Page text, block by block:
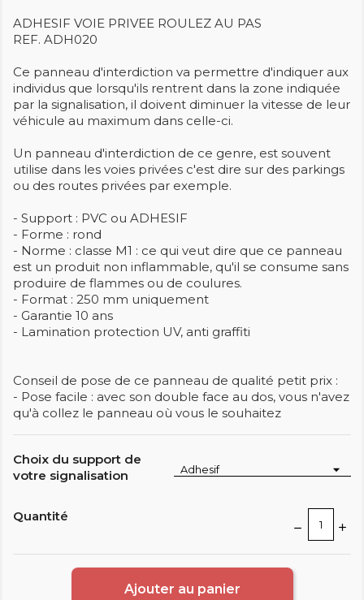
ADHESIF VOIE PRIVEE ROULEZ AU PAS
REF. ADH020
Ce panneau d'interdiction va permettre d'indiquer aux
individus que lorsqu'ils rentrent dans la zone indiquée
par la signalisation, il doivent diminuer la vitesse de leur
véhicule au maximum dans celle-ci.
Un panneau d'interdiction de ce genre, est souvent
utilise dans les voies privées c'est dire sur des parkings
ou des routes privées par exemple.
- Support : PVC ou ADHESIF
- Forme : rond
- Norme : classe M1 : ce qui veut dire que ce panneau
est un produit non inflammable, qu'il se consume sans
produire de flammes ou de coulures.
- Format : 250 mm uniquement
- Garantie 10 ans
- Lamination protection UV, anti graffiti
Conseil de pose de ce panneau de qualité petit prix :
- Pose facile : avec son double face au dos, vous n'avez
qu'à collez le panneau où vous le souhaitez
Choix du support de
votre signalisation
Quantité
Ajouter au panier